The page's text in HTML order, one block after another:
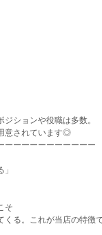
ションや役職は多数。
意されています◎
ーーーーーーーーーーー
そ
くる。これが当店の特徴